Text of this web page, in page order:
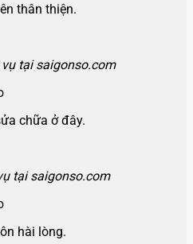
thân thiện.
tại saigonso.com
chữa ở đây.
tại saigonso.com
hài lòng.